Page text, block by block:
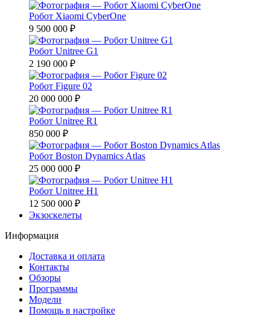
Робот Xiaomi CyberOne
9 500 000 ₽
Робот Unitree G1
2 190 000 ₽
Робот Figure 02
20 000 000 ₽
Робот Unitree R1
850 000 ₽
Робот Boston Dynamics Atlas
25 000 000 ₽
Робот Unitree H1
12 500 000 ₽
Экзоскелеты
Информация
Доставка и оплата
Контакты
Обзоры
Программы
Модели
Помощь в настройке